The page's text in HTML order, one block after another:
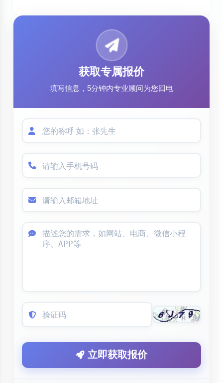
获取专属报价
填写信息，5分钟内专业顾问为您回电
立即获取报价